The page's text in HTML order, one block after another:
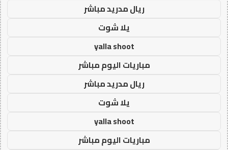
ريال مدريد مباشر
يلا شوت
yalla shoot
مباريات اليوم مباشر
ريال مدريد مباشر
يلا شوت
yalla shoot
مباريات اليوم مباشر